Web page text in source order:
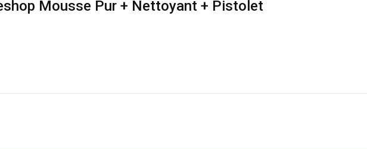
Mousse Pur + Nettoyant + Pistolet